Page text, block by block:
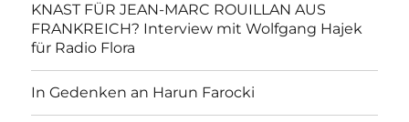
KNAST FÜR JEAN-MARC ROUILLAN AUS
FRANKREICH? Interview mit Wolfgang Hajek
für Radio Flora
In Gedenken an Harun Farocki